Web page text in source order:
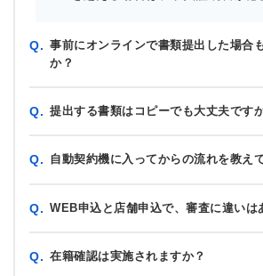
Q. 事前にオンラインで書類提出した場合
か？
Q. 提出する書類はコピーでも大丈夫です
Q. 自動契約機に入ってからの流れを教え
Q. WEB申込と店舗申込で、審査に違いは
Q. 在籍確認は実施されますか？